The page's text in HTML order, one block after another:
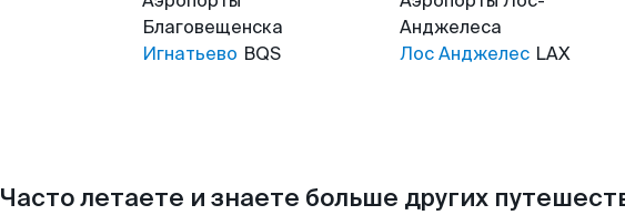
Благовещенска
Игнатьево BQS
Анджелеса
Лос Анджелес LAX
Часто летаете и знаете больше других